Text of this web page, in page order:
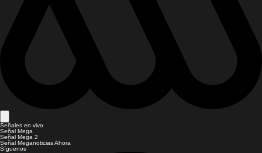
Señales en vivo
Señal Mega
Señal Mega 2
Señal Meganoticias Ahora
Síguenos